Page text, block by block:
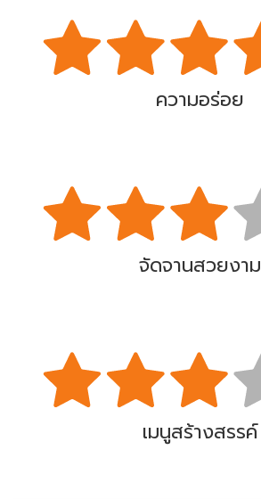
ความอร่อย
จัดจานสวยงาม
เมนูสร้างสรรค์